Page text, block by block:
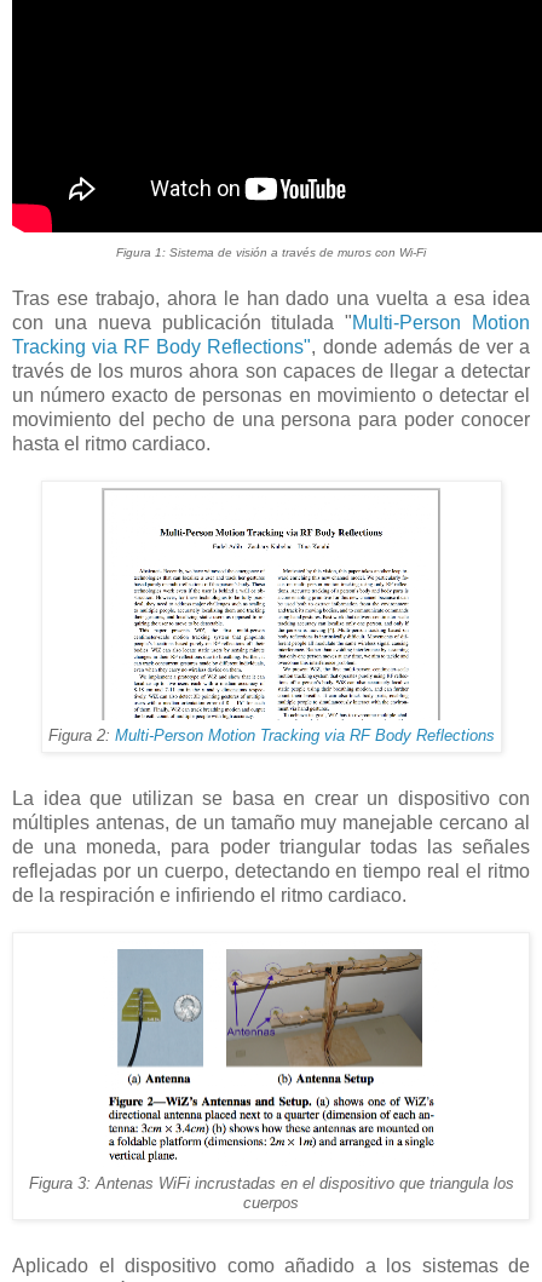
Figura 1: Sistema de visión a través de muros con Wi-Fi
Tras ese trabajo, ahora le han dado una vuelta a esa idea
con una nueva publicación titulada "Multi-Person Motion
Tracking via RF Body Reflections", donde además de ver a
través de los muros ahora son capaces de llegar a detectar
un número exacto de personas en movimiento o detectar el
movimiento del pecho de una persona para poder conocer
hasta el ritmo cardiaco.
Figura 2: Multi-Person Motion Tracking via RF Body Reflections
La idea que utilizan se basa en crear un dispositivo con
múltiples antenas, de un tamaño muy manejable cercano al
de una moneda, para poder triangular todas las señales
reflejadas por un cuerpo, detectando en tiempo real el ritmo
de la respiración e infiriendo el ritmo cardiaco.
Figura 3: Antenas WiFi incrustadas en el dispositivo que triangula los
cuerpos
Aplicado el dispositivo como añadido a los sistemas de